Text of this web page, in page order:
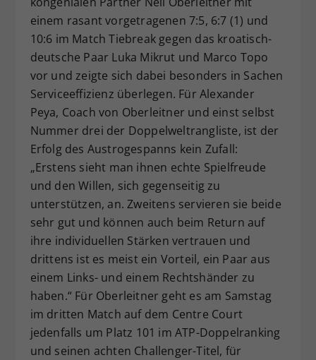
einem rasant vorgetragenen 7:5, 6:7 (1) und
10:6 im Match Tiebreak gegen das kroatisch-
deutsche Paar Luka Mikrut und Marco Topo
vor und zeigte sich dabei besonders in Sachen
Serviceeffizienz überlegen. Für Alexander
Peya, Coach von Oberleitner und einst selbst
Nummer drei der Doppelweltrangliste, ist der
Erfolg des Austrogespanns kein Zufall:
„Erstens sieht man ihnen echte Spielfreude
und den Willen, sich gegenseitig zu
unterstützen, an. Zweitens servieren sie beide
sehr gut und können auch beim Return auf
ihre individuellen Stärken vertrauen und
drittens ist es meist ein Vorteil, ein Paar aus
einem Links- und einem Rechtshänder zu
haben.“ Für Oberleitner geht es am Samstag
im dritten Match auf dem Centre Court
jedenfalls um Platz 101 im ATP-Doppelranking
und seinen achten Challenger-Titel, für